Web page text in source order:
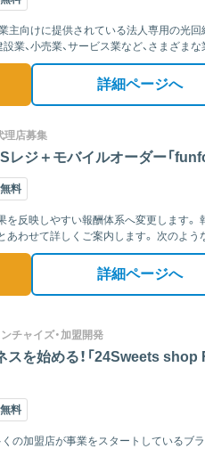
主向けに提供されている法人専用の光
業、小売業、サービス業など、さまざま
詳細ページへ
理店募集
レジ＋モバイルオーダー「
料
酬体系へ変更します。 報酬金額を前面に公開するの
ます。 次のような飲食店の悩みを営業の入
詳細ページへ
チャイズ・加盟開発
を始める！「24Sweets shop
料
くの加盟店が事業をスタートしているブ